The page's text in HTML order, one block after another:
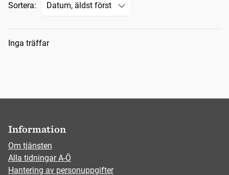
Sortera:
Sökresultat
Inga träffar
Information
Om tjänsten
Alla tidningar A-Ö
Hantering av personuppgifter